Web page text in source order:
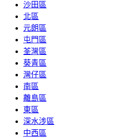
沙田區
北區
元朗區
屯門區
荃灣區
葵青區
灣仔區
南區
離島區
東區
深水涉區
中西區